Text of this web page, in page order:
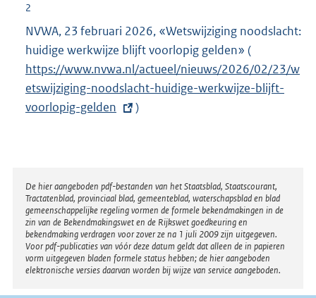
n
k
2
NVWA, 23 februari 2026, «Wetswijziging noodslacht:
huidige werkwijze blijft voorlopig gelden» (
x
t
l
i
k
:
https://www.nvwa.nl/actueel/nieuws/2026/02/23/w
etswijziging-noodslacht-huidige-werkwijze-blijft-
voorlopig-gelden
)
Disclaimer
De hier aangeboden pdf-bestanden van het Staatsblad, Staatscourant,
Tractatenblad, provinciaal blad, gemeenteblad, waterschapsblad en blad
gemeenschappelijke regeling vormen de formele bekendmakingen in de
zin van de Bekendmakingswet en de Rijkswet goedkeuring en
bekendmaking verdragen voor zover ze na 1 juli 2009 zijn uitgegeven.
Voor pdf-publicaties van vóór deze datum geldt dat alleen de in papieren
vorm uitgegeven bladen formele status hebben; de hier aangeboden
elektronische versies daarvan worden bij wijze van service aangeboden.